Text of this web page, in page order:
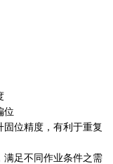
位
固位精度，有利于重复
满足不同作业条件之需